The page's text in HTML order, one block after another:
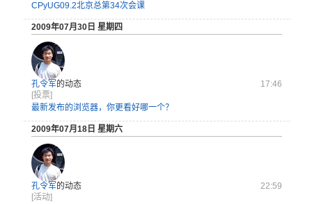
CPyUG09.2北京总第34次会课
2009年07月30日 星期四
孔令军的动态
17:46
[投票]
最新发布的浏览器，你更看好哪一个？
2009年07月18日 星期六
孔令军的动态
22:59
[活动]